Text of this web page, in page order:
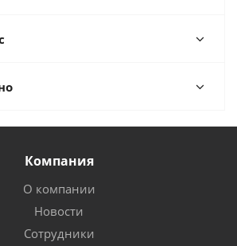
Компания
О компании
Новости
Сотрудники